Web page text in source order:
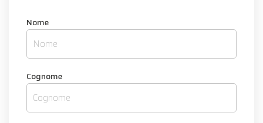
Nome
Cognome